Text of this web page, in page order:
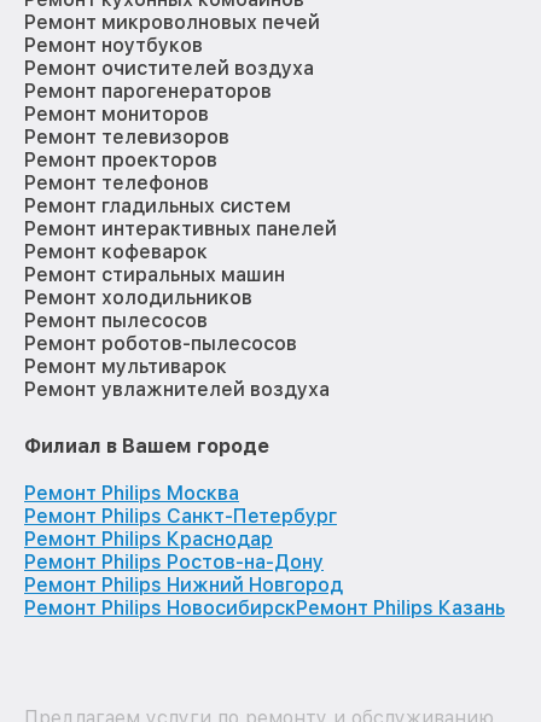
Ремонт микроволновых печей
Ремонт ноутбуков
Ремонт очистителей воздуха
Ремонт парогенераторов
Ремонт мониторов
Ремонт телевизоров
Ремонт проекторов
Ремонт телефонов
Ремонт гладильных систем
Ремонт интерактивных панелей
Ремонт кофеварок
Ремонт стиральных машин
Ремонт холодильников
Ремонт пылесосов
Ремонт роботов-пылесосов
Ремонт мультиварок
Ремонт увлажнителей воздуха
Филиал в Вашем городе
Ремонт Philips Москва
Ремонт Philips Санкт-Петербург
Ремонт Philips Краснодар
Ремонт Philips Ростов-на-Дону
Ремонт Philips Нижний Новгород
Ремонт Philips НовосибирскРемонт Philips Казань